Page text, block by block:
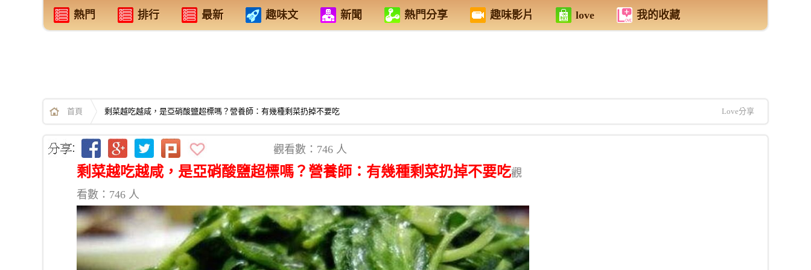
熱門 排行 最新 趣味文 新聞 熱門分享 趣味影片 love 我的收藏
首頁 剩菜越吃越咸，是亞硝酸鹽超標嗎？營養師：有幾種剩菜扔掉不要吃 Love分享
觀看數：746 人
剩菜越吃越咸，是亞硝酸鹽超標嗎？營養師：有幾種剩菜扔掉不要吃觀
看數：746 人